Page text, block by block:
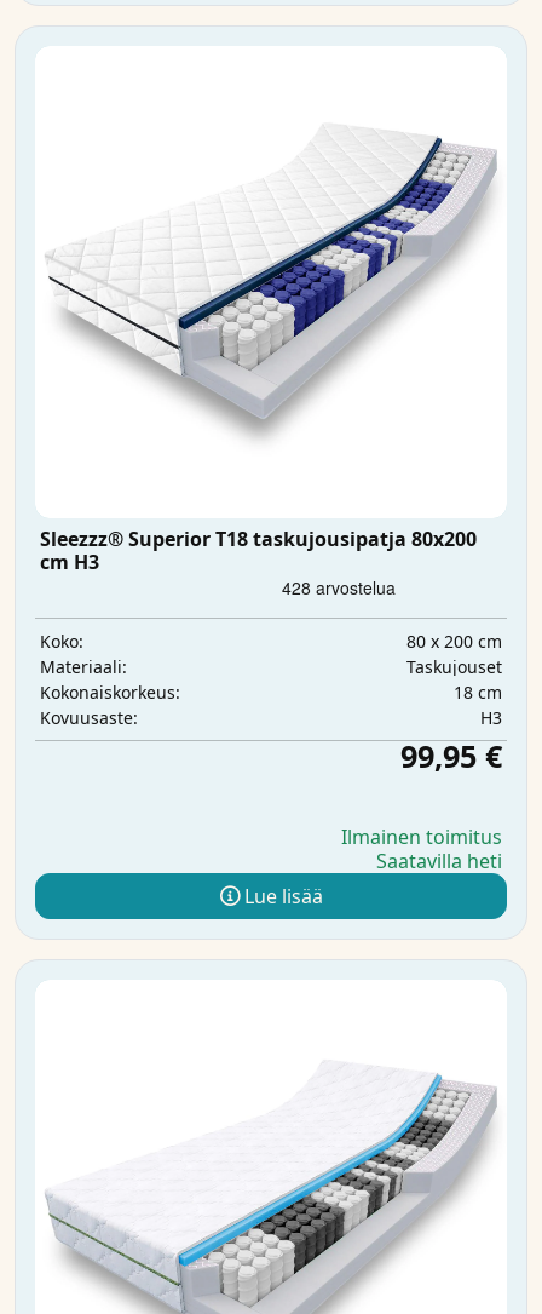
Sleezzz® Superior T18 taskujousipatja 80x200
cm H3
Koko:
80 x 200 cm
Materiaali:
Taskujouset
Kokonaiskorkeus:
18 cm
Kovuusaste:
H3
99,95 €
Ilmainen toimitus
Saatavilla heti
Lue lisää